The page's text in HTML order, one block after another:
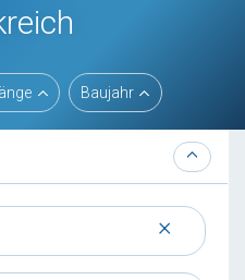
Länge Baujahr
×